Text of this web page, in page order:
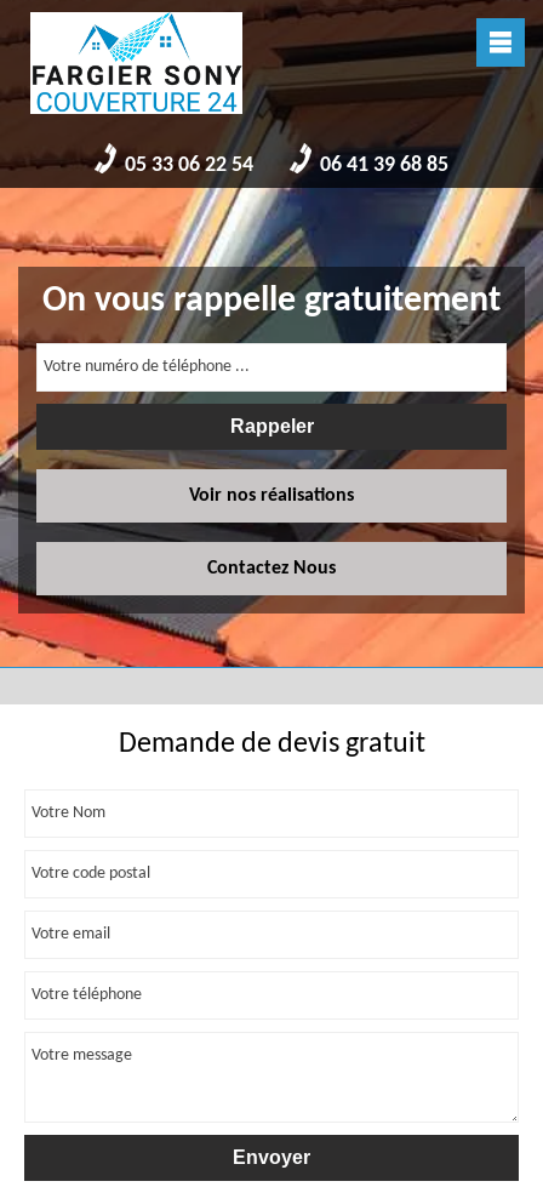
05 33 06 22 54 06 41 39 68 85
On vous rappelle gratuitement
Voir nos réalisations
Contactez Nous
Demande de devis gratuit